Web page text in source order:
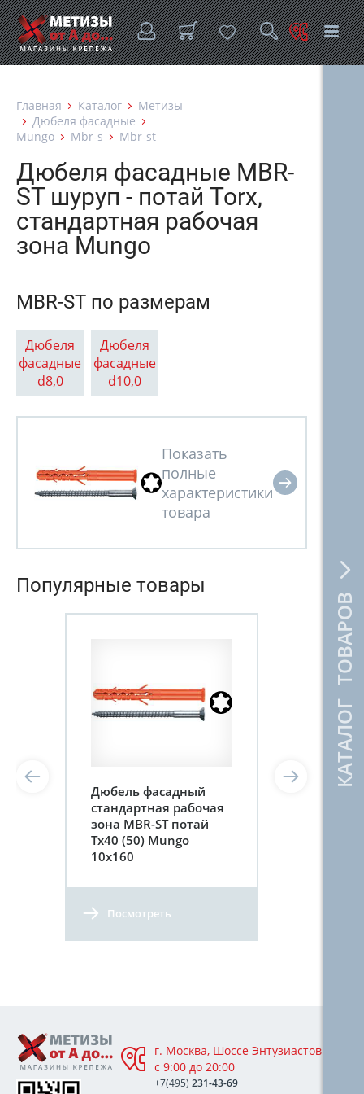
КАТАЛОГ ТОВАРОВ
Главная Каталог
Метизы
Дюбеля фасадные
Mungo
Mbr-s Mbr-st
Дюбеля фасадные MBR-
ST шуруп - потай Torx,
стандартная рабочая
зона Mungo
MBR-ST по размерам
Дюбеля
фасадные
d8,0
Дюбеля
фасадные
d10,0
Популярные товары
Дюбель фасадный
стандартная рабочая
зона MBR-ST потай
Tx40 (50) Mungo
10х160
Посмотреть
г. Москва, Шоссе Энтузиастов 76А,
с 9:00 до 20:00
+7(495) 231-43-69